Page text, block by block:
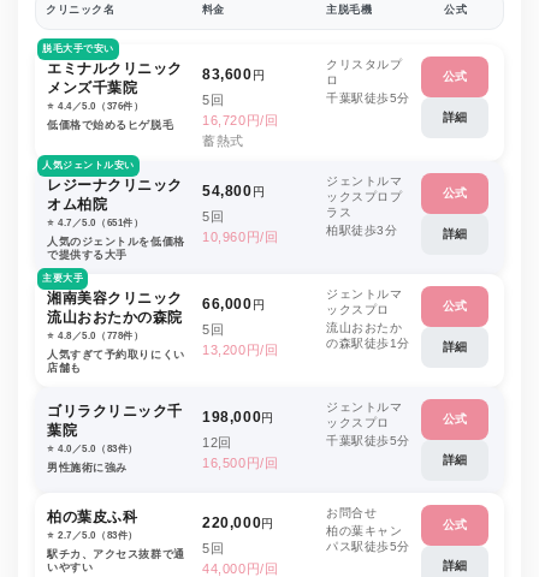
クリニック名 料金 主脱毛機 公式
脱毛大手で安い
エミナルクリニック
メンズ千葉院
⭐️ 4.4／5.0（376件）
低価格で始めるヒゲ脱毛
83,600円
5回
16,720円/回
蓄熱式
クリスタルプ
ロ
千葉駅徒歩5分
公式
詳細
人気ジェントル安い
レジーナクリニック
オム柏院
⭐️ 4.7／5.0（651件）
人気のジェントルを低価格
で提供する大手
54,800円
5回
10,960円/回
ジェントルマ
ックスプロプ
ラス
柏駅徒歩3分
公式
詳細
主要大手
湘南美容クリニック
流山おおたかの森院
⭐️ 4.8／5.0（778件）
人気すぎて予約取りにくい
店舗も
66,000円
5回
13,200円/回
ジェントルマ
ックスプロ
流山おおたか
の森駅徒歩1分
公式
詳細
ゴリラクリニック千
葉院
⭐️ 4.0／5.0（83件）
男性施術に強み
198,000円
12回
16,500円/回
ジェントルマ
ックスプロ
千葉駅徒歩5分
公式
詳細
柏の葉皮ふ科
⭐️ 2.7／5.0（83件）
駅チカ、アクセス抜群で通
いやすい
220,000円
5回
44,000円/回
お問合せ
柏の葉キャン
パス駅徒歩5分
公式
詳細